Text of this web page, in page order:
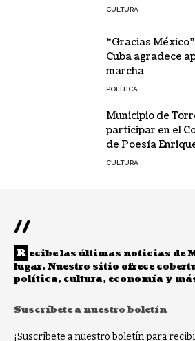
CULTURA
“Gracias
Cuba agradece
marcha
POLÍTICA
Municipio de
participar en el
de Poesía
CULTURA
//
R ecibe las últimas noticias de
lugar. Nuestro sitio ofrece
política, cultura, economía y
Suscríbete a nuestro boletín
¡Suscríbete a nuestro boletín para